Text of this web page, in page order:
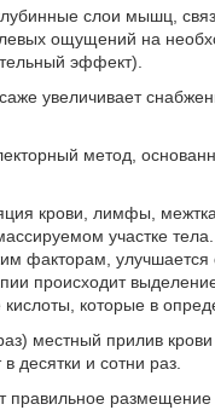
слои мышц,
ощущений на
эффект).
увеличивает
метод,
крови, лимфы,
участке
факторам,
происходит
которые в
местный прилив
десятки и сотни раз.
размещение